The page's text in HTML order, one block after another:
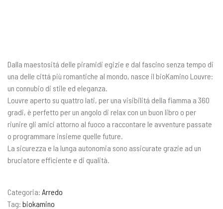
Dalla maestositá delle piramidi egizie e dal fascino senza tempo di
una delle cittá più romantiche al mondo, nasce il bioKamino Louvre:
un connubio di stile ed eleganza.
Louvre aperto su quattro lati, per una visibilitá della fiamma a 360
gradi, è perfetto per un angolo di relax con un buon libro o per
riunire gli amici attorno al fuoco a raccontare le avventure passate
o programmare insieme quelle future.
La sicurezza e la lunga autonomia sono assicurate grazie ad un
bruciatore efficiente e di qualità.
Categoria: Arredo
Tag: biokamino